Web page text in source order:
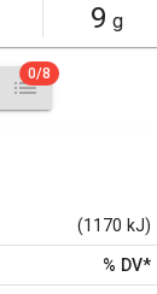
9 g
0/8
(1170 kJ)
% DV*